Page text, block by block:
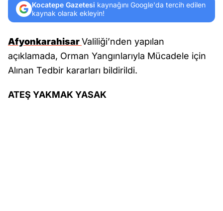
Kocatepe Gazetesi kaynağını Google'da tercih edilen
kaynak olarak ekleyin!
AfyonkarahisarValiliği’nden yapılan
açıklamada, Orman Yangınlarıyla Mücadele için
Alınan Tedbir kararları bildirildi.
ATEŞ YAKMAK YASAK